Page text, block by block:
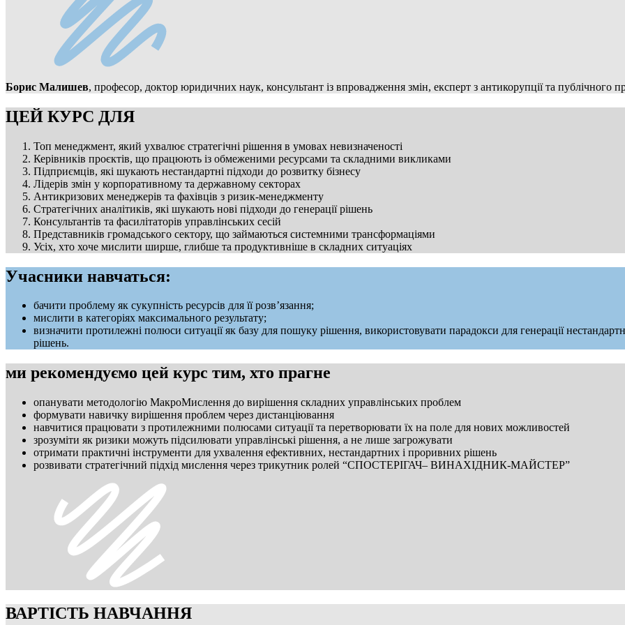
Борис Малишев, професор, доктор юридичних наук, консультант із впровадження змін, експерт з антикорупції та публічного
ЦЕЙ КУРС ДЛЯ
Топ менеджмент, який ухвалює стратегічні рішення в умовах невизначеності
Керівників проєктів, що працюють із обмеженими ресурсами та складними викликами
Підприємців, які шукають нестандартні підходи до розвитку бізнесу
Лідерів змін у корпоративному та державному секторах
Антикризових менеджерів та фахівців з ризик-менеджменту
Стратегічних аналітиків, які шукають нові підходи до генерації рішень
Консультантів та фасилітаторів управлінських сесій
Представників громадського сектору, що займаються системними трансформаціями
Усіх, хто хоче мислити ширше, глибше та продуктивніше в складних ситуаціях
Учасники навчаться:
бачити проблему як сукупність ресурсів для її розв’язання;
мислити в категоріях максимального результату;
визначити протилежні полюси ситуації як базу для пошуку рішення, використовувати парадокси для генерації
рішень.
ми рекомендуємо цей курс тим, хто прагне
опанувати методологію МакроМислення до вирішення складних управлінських проблем
формувати навичку вирішення проблем через дистанціювання
навчитися працювати з протилежними полюсами ситуації та перетворювати їх на поле для нових можливостей
зрозуміти як ризики можуть підсилювати управлінські рішення, а не лише загрожувати
отримати практичні інструменти для ухвалення ефективних, нестандартних і проривних рішень
розвивати стратегічний підхід мислення через трикутник ролей “СПОСТЕРІГАЧ– ВИНАХІДНИК-МАЙСТЕР”
ВАРТІСТЬ НАВЧАННЯ